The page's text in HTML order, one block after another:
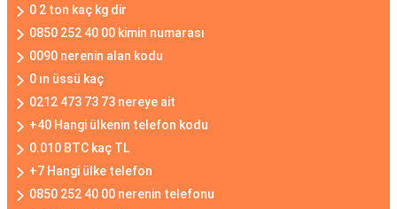
0 2 ton kaç kg dir
0850 252 40 00 kimin numarası
0090 nerenin alan kodu
0 ın üssü kaç
0212 473 73 73 nereye ait
+40 Hangi ülkenin telefon kodu
0.010 BTC kaç TL
+7 Hangi ülke telefon
0850 252 40 00 nerenin telefonu